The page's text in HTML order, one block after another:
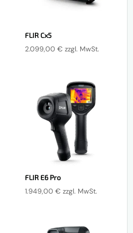
FLIR Cx5
2.099,00€ zzgl. MwSt.
FLIR E6 Pro
1.949,00€ zzgl. MwSt.